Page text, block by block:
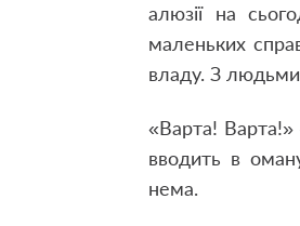
алюзії на
маленьких
владу. З людьми
«Варта!
вводить в
нема.